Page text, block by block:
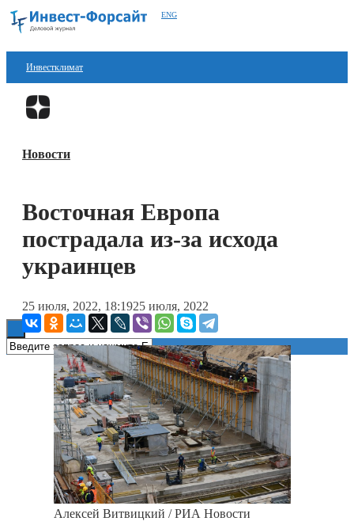
ENG
Инвестклимат
Финансы
Блокчейн
Новости
Восточная Европа
пострадала из-за исхода
украинцев
25 июля, 2022, 18:1925 июля, 2022
Алексей Витвицкий / РИА Новости